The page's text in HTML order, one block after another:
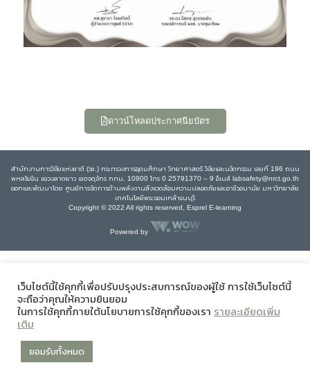
ดาวน์โหลดประกาศนียบัตร
สำนักงานการวิจัยแห่งชาติ (วช.) กระทรวงการอุดมศึกษา วิทยาศาสตร์ วิจัยและนวัตกรรม เลขที่ 196 ถนน
พหลโยธิน แขวงลาดยาว เขตจตุจักร กทม. 10900 โทร 0 25791370 – 9 อีเมล์ labsafety@nrct.go.th
ออกและพัฒนาโดย ศูนย์การจัดการด้านพลังงานสิ่งแวดล้อมความปลอดภัยและอาชีวอนามัย มหาวิทยาลัย
เทคโนโลยีพระจอมเกล้าธนบุรี
Copyright © 2022 All rights reserved, Esprel E-learning
Powered by
เว็บไซต์นี้ใช้คุกกี้เพื่อปรับปรุงประสบการณ์ของผู้ใช้ การใช้เว็บไซต์นี้
จะถือว่าคุณให้ความยินยอม
ในการใช้คุกกี้ภายใต้นโยบายการใช้คุกกี้ของเรา รายละเอียดเพิ่ม
เติม
ยอมรับทั้งหมด